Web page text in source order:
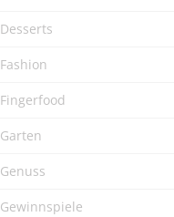
Desserts
Fashion
Fingerfood
Garten
Genuss
Gewinnspiele